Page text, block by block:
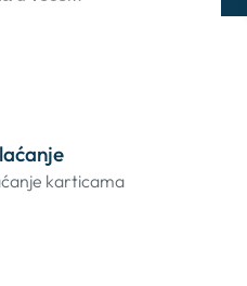
karticama